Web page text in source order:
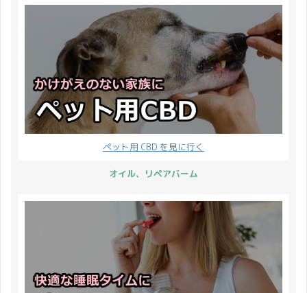
ペット用 CBD を見に行く
オイル、リペアバーム